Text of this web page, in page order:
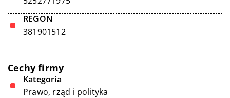
REGON
381901512
Cechy firmy
Kategoria
Prawo, rząd i polityka